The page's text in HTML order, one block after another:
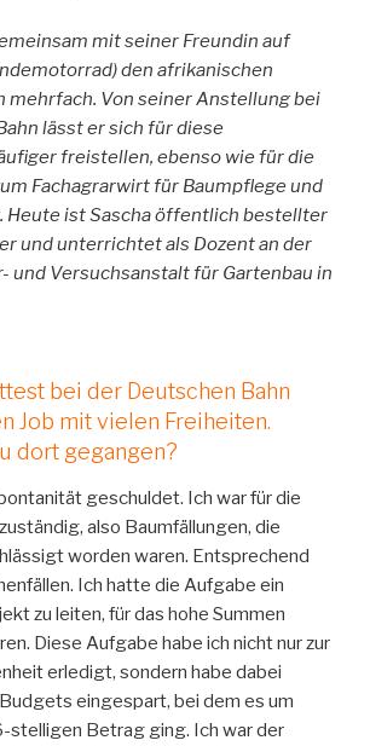
mit seiner Freundin auf
den afrikanischen
mehrfach. Von seiner Anstellung bei
lässt er sich für diese
freistellen, ebenso wie für die
Fachagrarwirt für Baumpflege und
Heute ist Sascha öffentlich bestellter
und unterrichtet als Dozent an der
und Versuchsanstalt für Gartenbau in
bei der Deutschen Bahn
Job mit vielen Freiheiten.
dort gegangen?
geschuldet. Ich war für die
also Baumfällungen, die
worden waren. Entsprechend
Ich hatte die Aufgabe ein
zu leiten, für das hohe Summen
Diese Aufgabe habe ich nicht nur zur
erledigt, sondern habe dabei
eingespart, bei dem es um
stelligen Betrag ging. Ich war der